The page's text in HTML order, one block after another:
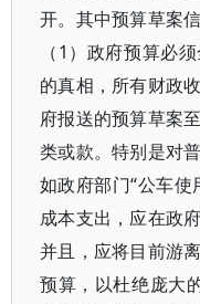
开。其中预算草案
（1）政府预算必
的真相，所有财政
府报送的预算草案
类或款。特别是对
如政府部门“公车使
成本支出，应在政
并且，应将目前游
预算，以杜绝庞大